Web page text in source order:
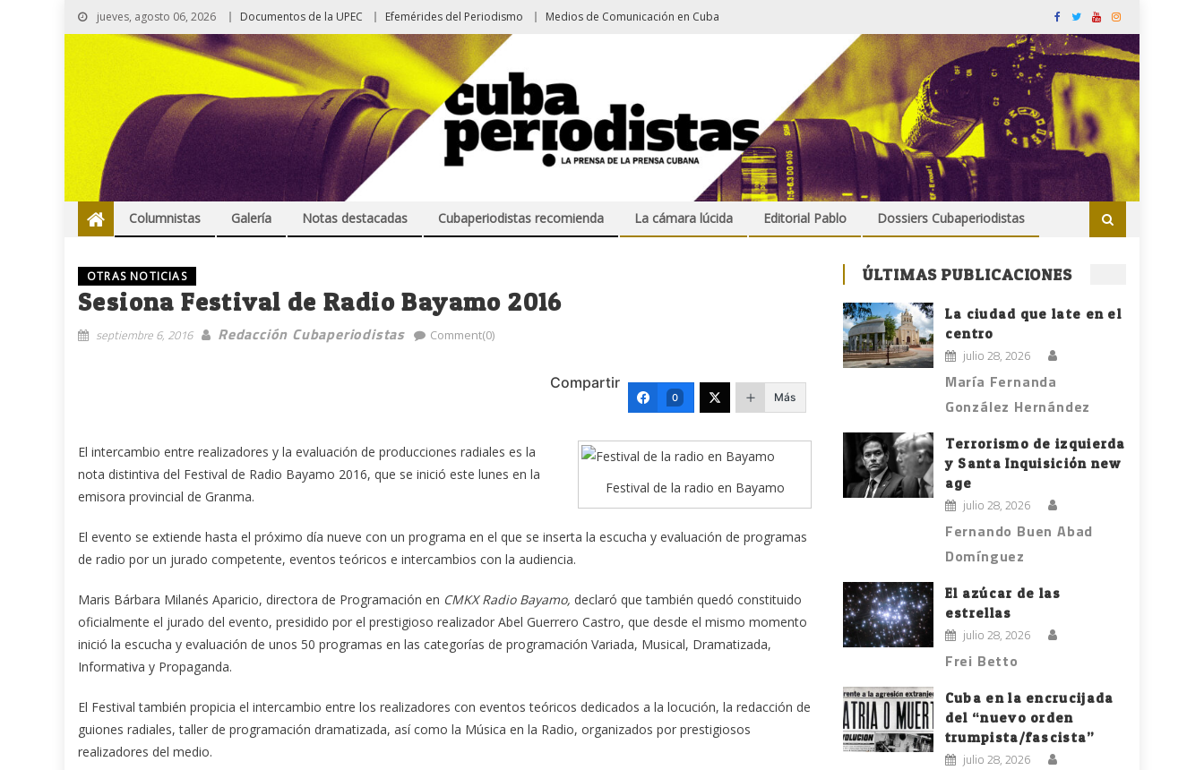
jueves, agosto 06, 2026 Documentos de la UPEC Efemérides del Periodismo Medios de Comunicación en Cuba
Columnistas Galería Notas destacadas Cubaperiodistas recomienda La cámara lúcida Editorial Pablo Dossiers Cubaperiodistas
OTRAS NOTICIAS
Sesiona Festival de Radio Bayamo 2016
septiembre 6, 2016 Redacción Cubaperiodistas Comment(0)
Compartir
0 Más
Festival de la radio en Bayamo
El intercambio entre realizadores y la evaluación de producciones radiales es la
nota distintiva del Festival de Radio Bayamo 2016, que se inició este lunes en la
emisora provincial de Granma.
El evento se extiende hasta el próximo día nueve con un programa en el que se inserta la escucha y evaluación de programas
de radio por un jurado competente, eventos teóricos e intercambios con la audiencia.
Maris Bárbara Milanés Aparicio, directora de Programación en CMKX Radio Bayamo, declaró que también quedó constituido
oficialmente el jurado del evento, presidido por el prestigioso realizador Abel Guerrero Castro, que desde el mismo momento
inició la escucha y evaluación de unos 50 programas en las categorías de programación Variada, Musical, Dramatizada,
Informativa y Propaganda.
El Festival también propicia el intercambio entre los realizadores con eventos teóricos dedicados a la locución, la redacción de
guiones radiales, taller de programación dramatizada, así como la Música en la Radio, organizados por prestigiosos
realizadores del medio.
ÚLTIMAS PUBLICACIONES
La ciudad que late en el
centro
julio 28, 2026
María Fernanda
González Hernández
Terrorismo de izquierda
y Santa Inquisición new
age
julio 28, 2026
Fernando Buen Abad
Domínguez
El azúcar de las
estrellas
julio 28, 2026
Frei Betto
Cuba en la encrucijada
del “nuevo orden
trumpista/fascista”
julio 28, 2026